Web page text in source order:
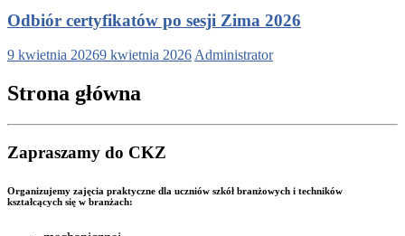
Odbiór certyfikatów po sesji Zima 2026
9 kwietnia 20269 kwietnia 2026 Administrator
Strona główna
Zapraszamy do CKZ
Organizujemy zajęcia praktyczne dla uczniów szkół branżowych i techników
kształcących się w branżach: